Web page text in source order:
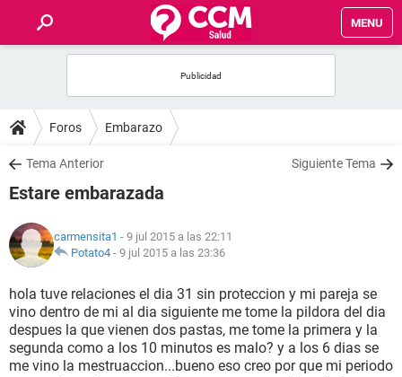
MENU
FOROS
SALUD
NUTRICIÓN
BIENESTAR
SEXUALIDAD
Foros Embarazo
Tema Anterior Siguiente Tema
Estare embarazada
carmensita1 - 9 jul 2015 a las 22:11
Potato4 - 9 jul 2015 a las 23:36
hola tuve relaciones el dia 31 sin proteccion y mi pareja se
vino dentro de mi al dia siguiente me tome la pildora del dia
despues la que vienen dos pastas, me tome la primera y la
segunda como a los 10 minutos es malo? y a los 6 dias se
me vino la mestruaccion...bueno eso creo por que mi periodo